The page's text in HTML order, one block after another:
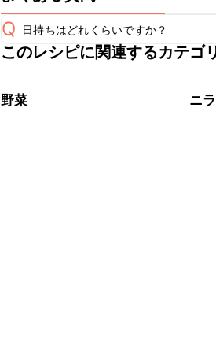
Q 日持ちはどれくらいですか？
保存期間は冷蔵で当日中が目安です
※日持ちは目安です。
このレシピに関連するカテゴ
野菜 ニラ